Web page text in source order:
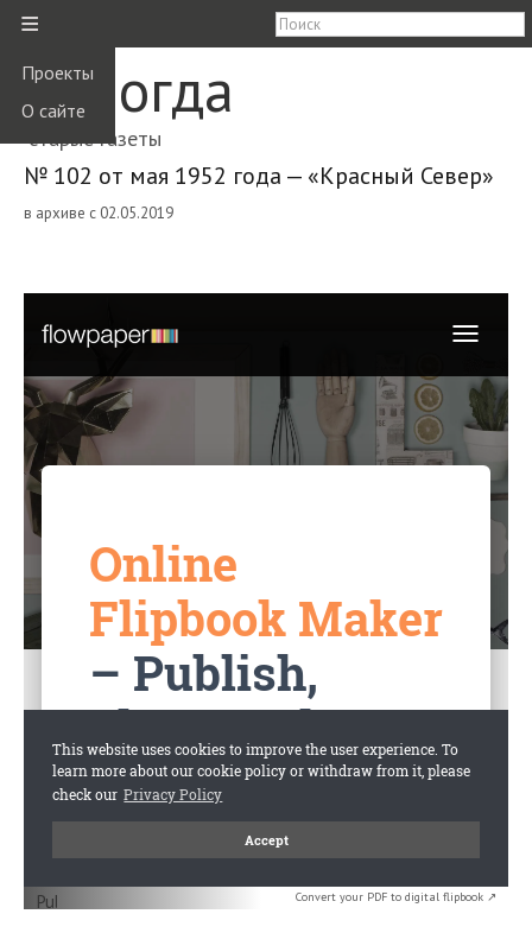
≡
Проекты
О сайте
Вологда
старые газеты
№ 102 от мая 1952 года — «Красный Север»
в архиве с 02.05.2019
Convert your PDF to digital flipbook ↗